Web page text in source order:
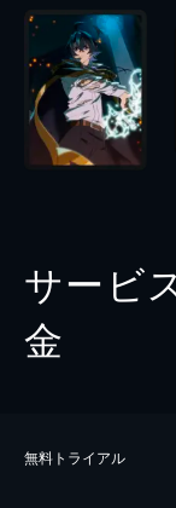
サービ
金
無料トライアル